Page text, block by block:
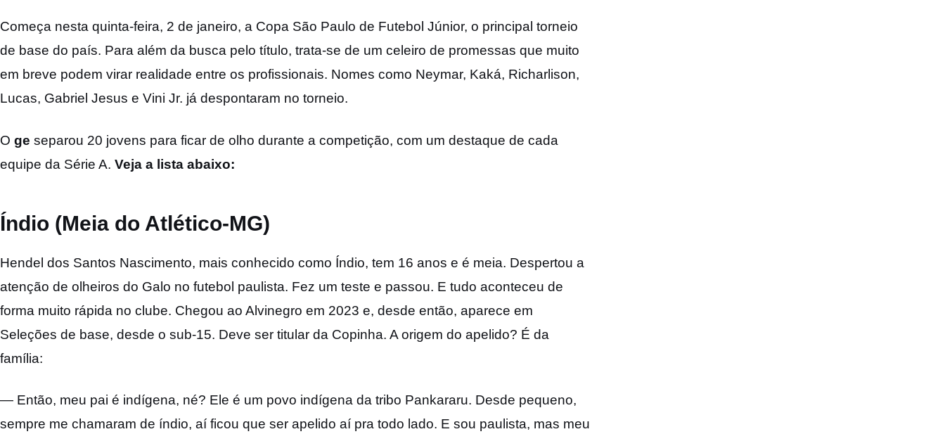
Começa nesta quinta-feira, 2 de janeiro, a Copa São Paulo de Futebol Júnior, o principal torneio
de base do país. Para além da busca pelo título, trata-se de um celeiro de promessas que muito
em breve podem virar realidade entre os profissionais. Nomes como Neymar, Kaká, Richarlison,
Lucas, Gabriel Jesus e Vini Jr. já despontaram no torneio.
O ge separou 20 jovens para ficar de olho durante a competição, com um destaque de cada
equipe da Série A. Veja a lista abaixo:
Índio (Meia do Atlético-MG)
Hendel dos Santos Nascimento, mais conhecido como Índio, tem 16 anos e é meia. Despertou a
atenção de olheiros do Galo no futebol paulista. Fez um teste e passou. E tudo aconteceu de
forma muito rápida no clube. Chegou ao Alvinegro em 2023 e, desde então, aparece em
Seleções de base, desde o sub-15. Deve ser titular da Copinha. A origem do apelido? É da
família:
— Então, meu pai é indígena, né? Ele é um povo indígena da tribo Pankararu. Desde pequeno,
sempre me chamaram de índio, aí ficou que ser apelido aí pra todo lado. E sou paulista, mas meu